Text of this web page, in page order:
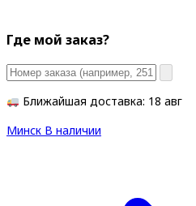
Где мой заказ?
Ближайшая доставка: 18 авг
Минск В наличии